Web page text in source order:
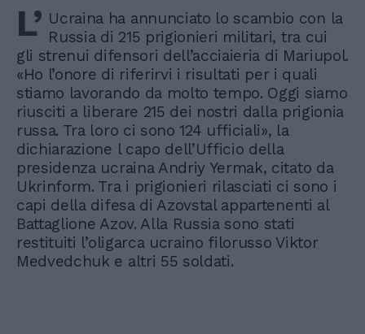
L’ Ucraina ha annunciato lo scambio con la
Russia di 215 prigionieri militari, tra cui
gli strenui difensori dell’acciaieria di Mariupol.
«Ho l’onore di riferirvi i risultati per i quali
stiamo lavorando da molto tempo. Oggi siamo
riusciti a liberare 215 dei nostri dalla prigionia
russa. Tra loro ci sono 124 ufficiali», la
dichiarazione l capo dell’Ufficio della
presidenza ucraina Andriy Yermak, citato da
Ukrinform. Tra i prigionieri rilasciati ci sono i
capi della difesa di Azovstal appartenenti al
Battaglione Azov. Alla Russia sono stati
restituiti l’oligarca ucraino filorusso Viktor
Medvedchuk e altri 55 soldati.